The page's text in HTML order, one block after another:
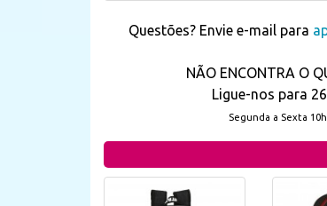
Questões? Envie e-mail para
NÃO ENCONTRA O
Ligue-nos para
Segunda a Sexta